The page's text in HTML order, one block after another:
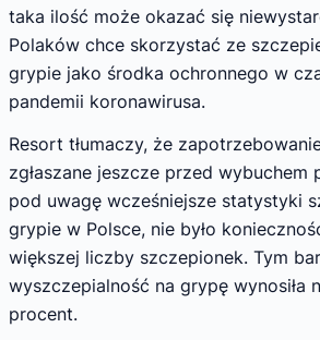
taka ilość może okazać się
Polaków chce skorzystać ze
grypie jako środka ochronnego w
pandemii koronawirusa.
Resort tłumaczy, że
zgłaszane jeszcze przed wybuchem
pod uwagę wcześniejsze statystyki
grypie w Polsce, nie było
większej liczby szczepionek. Tym
wyszczepialność na grypę wynosiła
procent.